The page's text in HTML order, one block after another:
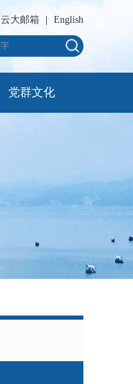
云大邮箱 English
党群文化